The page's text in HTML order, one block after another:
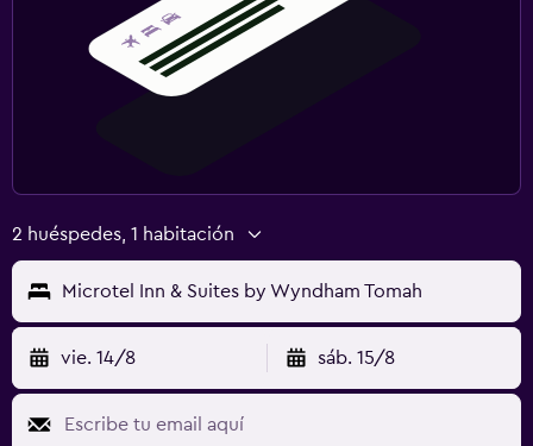
2 huéspedes, 1 habitación
Microtel Inn & Suites by Wyndham Tomah
vie. 14/8 sáb. 15/8